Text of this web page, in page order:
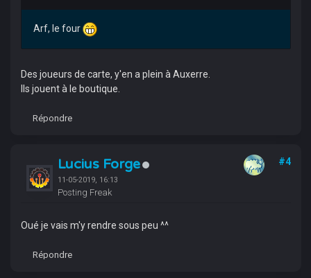
Arf, le four
Des joueurs de carte, y'en a plein à Auxerre.
Ils jouent à le boutique.
Répondre
Lucius Forge
11-05-2019, 16:13
Posting Freak
#4
Oué je vais m'y rendre sous peu ^^
Répondre